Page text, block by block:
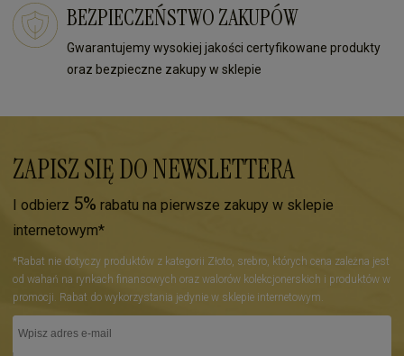
BEZPIECZEŃSTWO ZAKUPÓW
Gwarantujemy wysokiej jakości certyfikowane produkty
oraz bezpieczne zakupy w sklepie
ZAPISZ SIĘ DO NEWSLETTERA
I odbierz 5% rabatu na pierwsze zakupy w sklepie
internetowym*
*Rabat nie dotyczy produktów z kategorii Złoto, srebro, których cena zależna jest
od wahań na rynkach finansowych oraz walorów kolekcjonerskich i produktów w
promocji. Rabat do wykorzystania jedynie w sklepie internetowym.